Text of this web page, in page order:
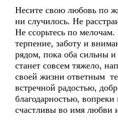
Несите свою любовь по
ни случилось. Не
Не ссорьтесь по
терпение, заботу и
рядом, пока оба сильны
станет совсем тяжело,
своей жизни ответным
встречной радостью,
благодарностью,
счастливы во имя любви